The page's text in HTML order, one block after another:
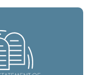
llevar las buenas
Cristo Jesús a las
partes y difundir el
bíblica por todo